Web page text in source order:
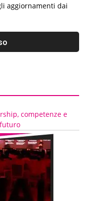
aggiornamenti dai
competenze e